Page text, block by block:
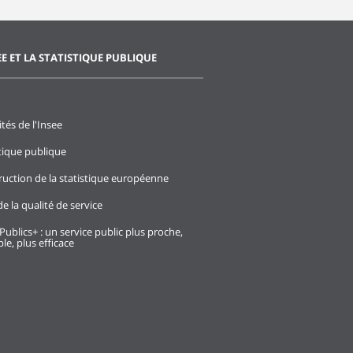
ET LA STATISTIQUE PUBLIQUE
de l'Insee
publique
de la statistique européenne
la qualité de service
: un service public plus proche,
plus efficace